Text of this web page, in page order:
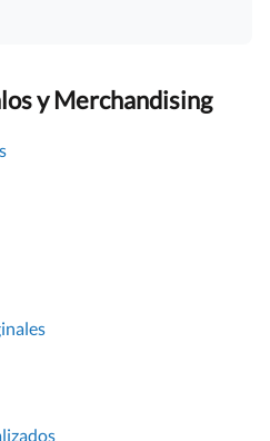
y Merchandising